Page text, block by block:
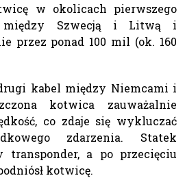
w okolicach pierwszego
między Szwecją i Litwą i
przez ponad 100 mil (ok. 160
kabel między Niemcami i
kotwica zauważalnie
co zdaje się wykluczać
zdarzenia. Statek
transponder, a po przecięciu
kotwicę.